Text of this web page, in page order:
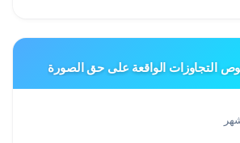
التجاوزات الواقعة على حق الصورة